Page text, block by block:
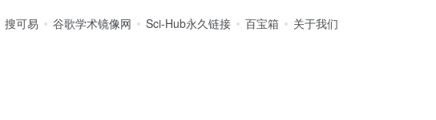
搜可易 谷歌学术镜像网 Sci-Hub永久链接 百宝箱 关于我们